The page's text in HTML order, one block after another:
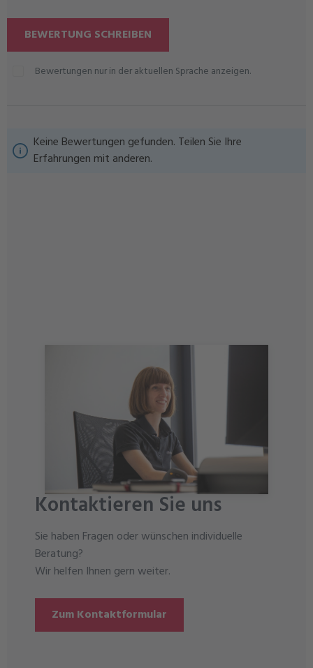
BEWERTUNG SCHREIBEN
Bewertungen nur in der aktuellen Sprache anzeigen.
Keine Bewertungen gefunden. Teilen Sie Ihre
Erfahrungen mit anderen.
Kontaktieren Sie uns
Sie haben Fragen oder wünschen individuelle
Beratung?
Wir helfen Ihnen gern weiter.
Zum Kontaktformular